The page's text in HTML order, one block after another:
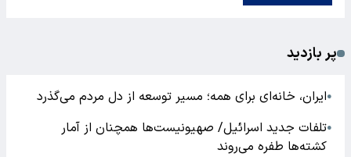
پر بازدید
●ایران، خانه‌ای برای همه؛ مسیر توسعه از دل مردم می‌گذرد
●تلفات جدید اسرائیل/ صهیونیست‌ها همچنان از آمار
کشته‌ها طفره می‌روند